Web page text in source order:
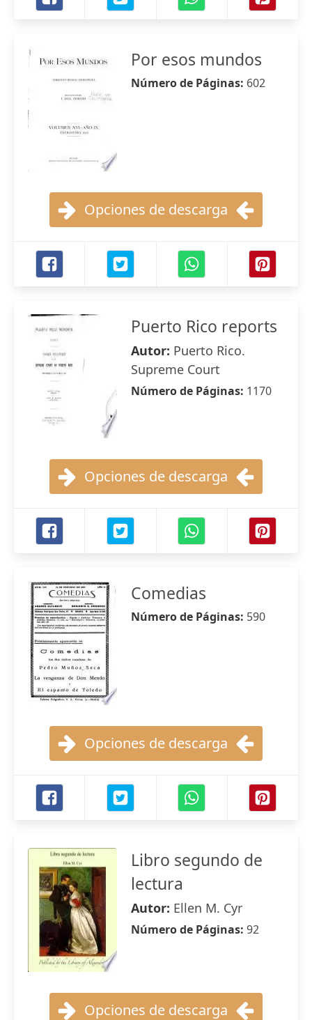
Por esos mundos
Número de Páginas: 602
Opciones de descarga
Puerto Rico reports
Autor: Puerto Rico.
Supreme Court
Número de Páginas: 1170
Opciones de descarga
Comedias
Número de Páginas: 590
Opciones de descarga
Libro segundo de
lectura
Autor: Ellen M. Cyr
Número de Páginas: 92
Opciones de descarga